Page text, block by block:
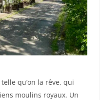
qu’on la rêve, qui
moulins royaux. Un